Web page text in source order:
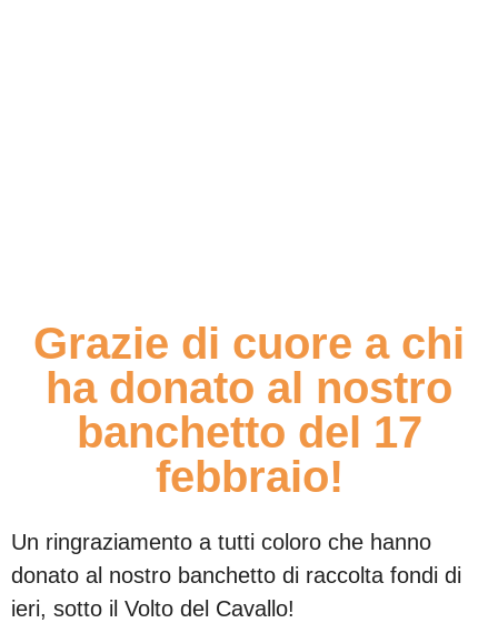
Grazie di cuore a chi
ha donato al nostro
banchetto del 17
febbraio!
Un ringraziamento a tutti coloro che hanno
donato al nostro banchetto di raccolta fondi di
ieri, sotto il Volto del Cavallo!